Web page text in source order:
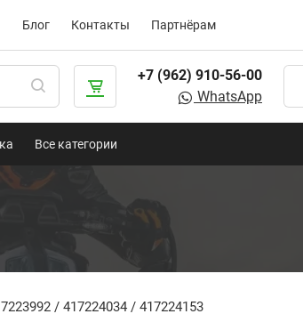
Блог Контакты Партнёрам
+7 (962) 910-56-00
WhatsApp
Все категории
/ 417224034 / 417224153